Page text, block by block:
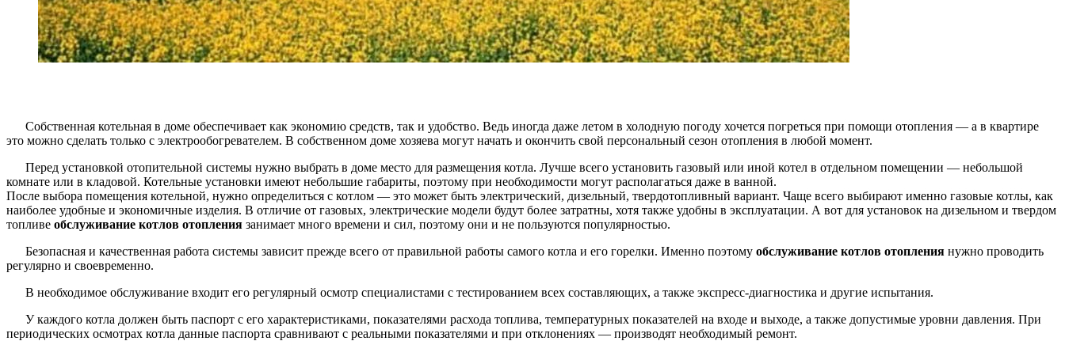
Собственная котельная в доме обеспечивает как экономию средств, так и удобство. Ведь иногда даже летом в холодную погоду хочется погреться при помощи отопления — а в квартире
это можно сделать только с электрообогревателем. В собственном доме хозяева могут начать и окончить свой персональный сезон отопления в любой момент.
Перед установкой отопительной системы нужно выбрать в доме место для размещения котла. Лучше всего установить газовый или иной котел в отдельном помещении — небольшой
комнате или в кладовой. Котельные установки имеют небольшие габариты, поэтому при необходимости могут располагаться даже в ванной.
После выбора помещения котельной, нужно определиться с котлом — это может быть электрический, дизельный, твердотопливный вариант. Чаще всего выбирают именно газовые котлы, как
наиболее удобные и экономичные изделия. В отличие от газовых, электрические модели будут более затратны, хотя также удобны в эксплуатации. А вот для установок на дизельном и твердом
топливе обслуживание котлов отопления занимает много времени и сил, поэтому они и не пользуются популярностью.
Безопасная и качественная работа системы зависит прежде всего от правильной работы самого котла и его горелки. Именно поэтому обслуживание котлов отопления нужно проводить
регулярно и своевременно.
В необходимое обслуживание входит его регулярный осмотр специалистами с тестированием всех составляющих, а также экспресс-диагностика и другие испытания.
У каждого котла должен быть паспорт с его характеристиками, показателями расхода топлива, температурных показателей на входе и выходе, а также допустимые уровни давления. При
периодических осмотрах котла данные паспорта сравнивают с реальными показателями и при отклонениях — производят необходимый ремонт.